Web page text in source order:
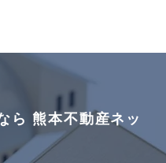
ら 熊本不動産ネッ